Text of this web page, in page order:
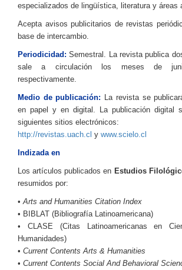
especializados de lingüística, literatura y áreas
Acepta avisos publicitarios de revistas
base de intercambio.
Periodicidad: Semestral. La revista publica
sale a circulación los meses de
respectivamente.
Medio de publicación: La revista se
en papel y en digital. La publicación digital
siguientes sitios electrónicos:
http://revistas.uach.cl y www.scielo.cl
Indizada en
Los artículos publicados en Estudios
resumidos por:
• Arts and Humanities Citation Index
• BIBLAT (Bibliografía Latinoamericana)
• CLASE (Citas Latinoamericanas en
Humanidades)
• Current Contents Arts & Humanities
• Current Contents Social And Behavioral